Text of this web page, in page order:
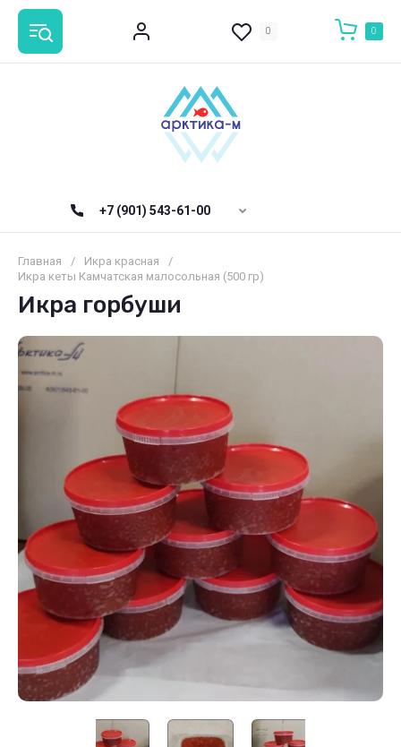
0 0
+7 (901) 543-61-00
Главная / Икра красная
/
Икра кеты Камчатская малосольная (500 гр)
Икра горбуши